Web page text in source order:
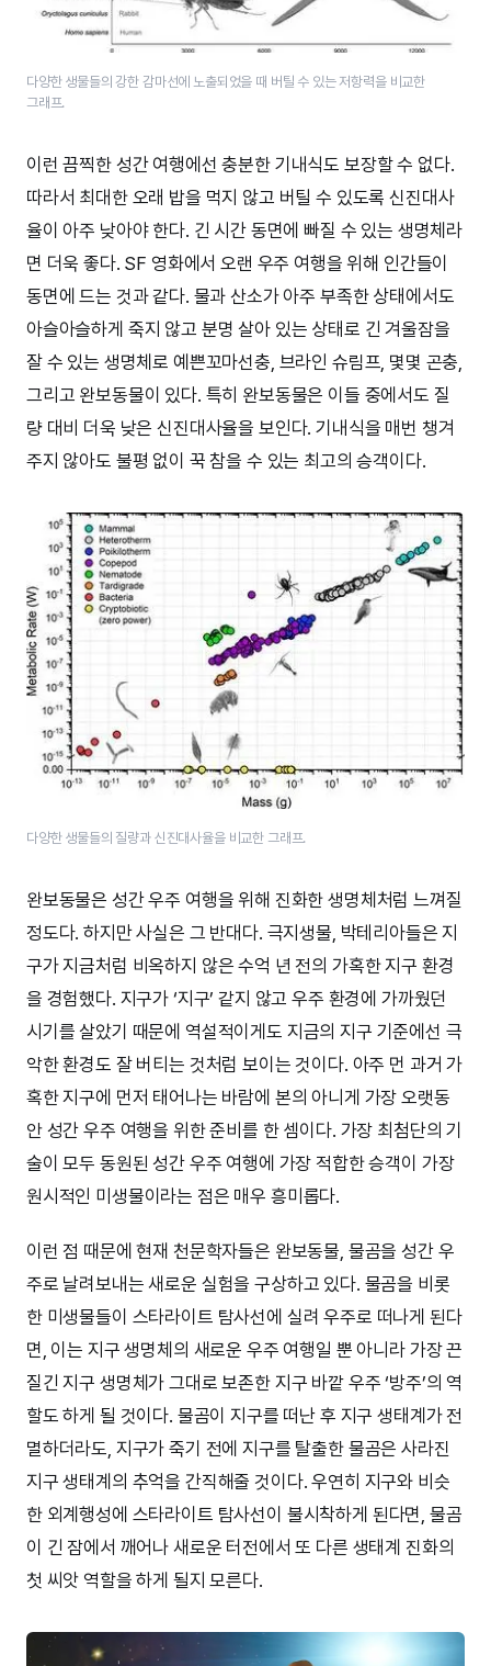
다양한 생물들의 강한 감마선에 노출되었을 때 버틸 수 있는 저항력을 비교한
그래프.
이런 끔찍한 성간 여행에선 충분한 기내식도 보장할 수 없다.
따라서 최대한 오래 밥을 먹지 않고 버틸 수 있도록 신진대사
율이 아주 낮아야 한다. 긴 시간 동면에 빠질 수 있는 생명체라
면 더욱 좋다. SF 영화에서 오랜 우주 여행을 위해 인간들이
동면에 드는 것과 같다. 물과 산소가 아주 부족한 상태에서도
아슬아슬하게 죽지 않고 분명 살아 있는 상태로 긴 겨울잠을
잘 수 있는 생명체로 예쁜꼬마선충, 브라인 슈림프, 몇몇 곤충,
그리고 완보동물이 있다. 특히 완보동물은 이들 중에서도 질
량 대비 더욱 낮은 신진대사율을 보인다. 기내식을 매번 챙겨
주지 않아도 불평 없이 꾹 참을 수 있는 최고의 승객이다.
다양한 생물들의 질량과 신진대사율을 비교한 그래프.
완보동물은 성간 우주 여행을 위해 진화한 생명체처럼 느껴질
정도다. 하지만 사실은 그 반대다. 극지생물, 박테리아들은 지
구가 지금처럼 비옥하지 않은 수억 년 전의 가혹한 지구 환경
을 경험했다. 지구가 ‘지구’ 같지 않고 우주 환경에 가까웠던
시기를 살았기 때문에 역설적이게도 지금의 지구 기준에선 극
악한 환경도 잘 버티는 것처럼 보이는 것이다. 아주 먼 과거 가
혹한 지구에 먼저 태어나는 바람에 본의 아니게 가장 오랫동
안 성간 우주 여행을 위한 준비를 한 셈이다. 가장 최첨단의 기
술이 모두 동원된 성간 우주 여행에 가장 적합한 승객이 가장
원시적인 미생물이라는 점은 매우 흥미롭다.
이런 점 때문에 현재 천문학자들은 완보동물, 물곰을 성간 우
주로 날려보내는 새로운 실험을 구상하고 있다. 물곰을 비롯
한 미생물들이 스타라이트 탐사선에 실려 우주로 떠나게 된다
면, 이는 지구 생명체의 새로운 우주 여행일 뿐 아니라 가장 끈
질긴 지구 생명체가 그대로 보존한 지구 바깥 우주 ‘방주’의 역
할도 하게 될 것이다. 물곰이 지구를 떠난 후 지구 생태계가 전
멸하더라도, 지구가 죽기 전에 지구를 탈출한 물곰은 사라진
지구 생태계의 추억을 간직해줄 것이다. 우연히 지구와 비슷
한 외계행성에 스타라이트 탐사선이 불시착하게 된다면, 물곰
이 긴 잠에서 깨어나 새로운 터전에서 또 다른 생태계 진화의
첫 씨앗 역할을 하게 될지 모른다.